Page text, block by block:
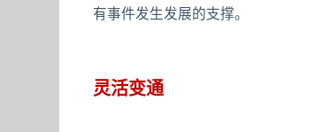
有事件发生发展的支撑。
灵活变通